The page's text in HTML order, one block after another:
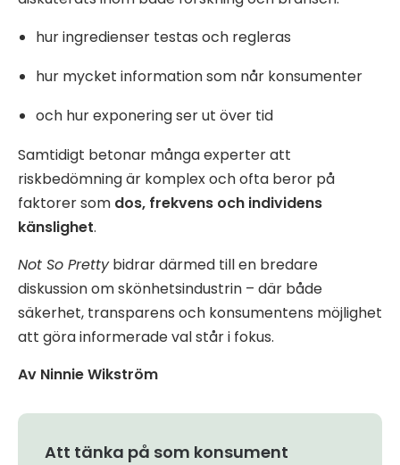
hur ingredienser testas och regleras
hur mycket information som når konsumenter
och hur exponering ser ut över tid
Samtidigt betonar många experter att
riskbedömning är komplex och ofta beror på
faktorer som dos, frekvens och individens
känslighet.
Not So Prettybidrar därmed till en bredare
diskussion om skönhetsindustrin – där både
säkerhet, transparens och konsumentens möjlighet
att göra informerade val står i fokus.
Av Ninnie Wikström
Att tänka på som konsument